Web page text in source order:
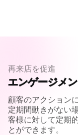
再来店を促進
エンゲージメ
顧客のアクション
定期間動きがない
客様に対して定期
とができます。